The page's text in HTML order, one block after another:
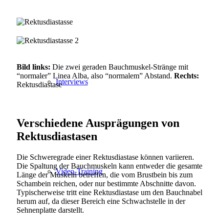
Interviews
Video-Training
Bild links: Die zwei geraden Bauchmuskel-Stränge mit
“normaler” Linea Alba, also “normalem” Abstand. Rechts:
Rektusdiastase
Verschiedene Ausprägungen von
Rektusdiastasen
Die Schweregrade einer Rektusdiastase können variieren.
Die Spaltung der Bauchmuskeln kann entweder die gesamte
Länge der Muskeln betreffen, die vom Brustbein bis zum
Schambein reichen, oder nur bestimmte Abschnitte davon.
Typischerweise tritt eine Rektusdiastase um den Bauchnabel
herum auf, da dieser Bereich eine Schwachstelle in der
Sehnenplatte darstellt.